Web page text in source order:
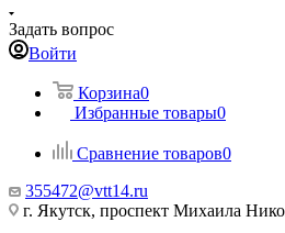
Задать вопрос
Войти
Корзина0
Избранные товары0
Сравнение товаров0
355472@vtt14.ru
г. Якутск, проспект Михаила